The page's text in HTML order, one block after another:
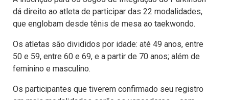
dá direito ao atleta de participar das 22 modalidades,
que englobam desde tênis de mesa ao taekwondo.
Os atletas são divididos por idade: até 49 anos, entre
50 e 59, entre 60 e 69, e a partir de 70 anos; além de
feminino e masculino.
Os participantes que tiverem confirmado seu registro